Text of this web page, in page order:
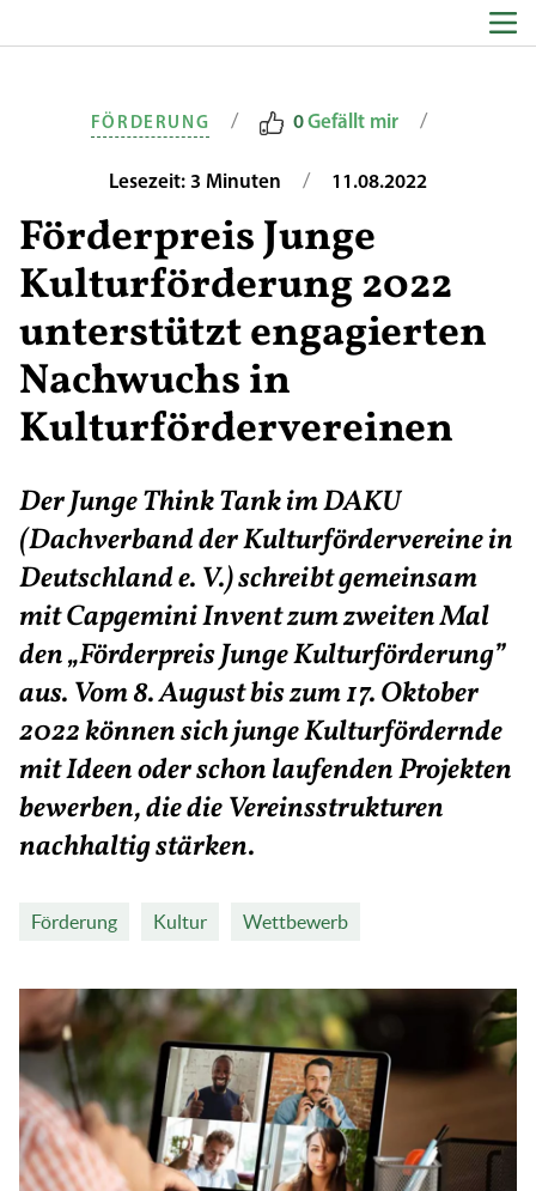
FÖRDERUNG / 0 Gefällt mir /
Lesezeit: 3 Minuten / 11.08.2022
Förderpreis Junge
Kulturförderung 2022
unterstützt engagierten
Nachwuchs in
Kulturfördervereinen
Der Junge Think Tank im DAKU
(Dachverband der Kulturfördervereine in
Deutschland e. V.) schreibt gemeinsam
mit Capgemini Invent zum zweiten Mal
den „Förderpreis Junge Kulturförderung”
aus. Vom 8. August bis zum 17. Oktober
2022 können sich junge Kulturfördernde
mit Ideen oder schon laufenden Projekten
bewerben, die die Vereinsstrukturen
nachhaltig stärken.
Förderung Kultur Wettbewerb